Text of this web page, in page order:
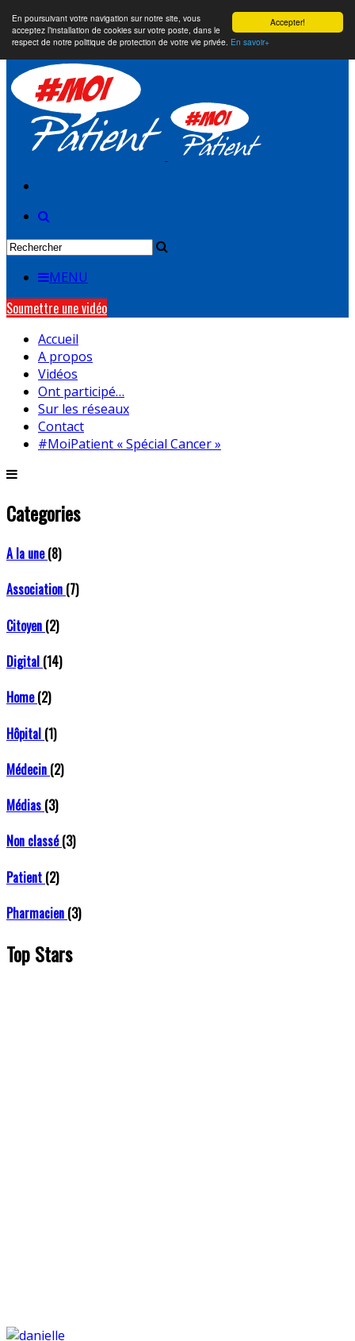
Accepter!
En poursuivant votre navigation sur notre site, vous
acceptez l’installation de cookies sur votre poste, dans le
respect de notre politique de protection de votre vie privée. En savoir+
MENU
Soumettre une vidéo
Accueil
A propos
Vidéos
Ont participé…
Sur les réseaux
Contact
#MoiPatient « Spécial Cancer »
Categories
A la une(8)
Association (7)
Citoyen (2)
Digital (14)
Home(2)
Hôpital (1)
Médecin (2)
Médias (3)
Non classé(3)
Patient (2)
Pharmacien (3)
Top Stars